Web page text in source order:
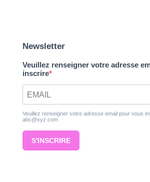
Newsletter
Veuillez renseigner votre adresse
inscrire
Veuillez renseigner votre adresse email pour vous
abc@xyz.com
S'INSCRIRE